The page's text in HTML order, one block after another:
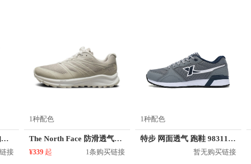
KM/kilometers 圆领简约短袖T恤 M2X2108073
接
1种配色
The North Face 防滑透气越野跑鞋 39I9
¥339 起 1条购买链接
1种配色
特步 网面透气 跑鞋 983119325907
暂无购买链接